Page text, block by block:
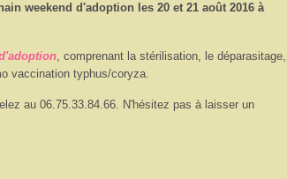
weekend d'adoption les 20 et 21 août 2016 à
, comprenant la stérilisation, le déparasitage,
vaccination typhus/coryza.
au 06.75.33.84.66. N'hésitez pas à laisser un